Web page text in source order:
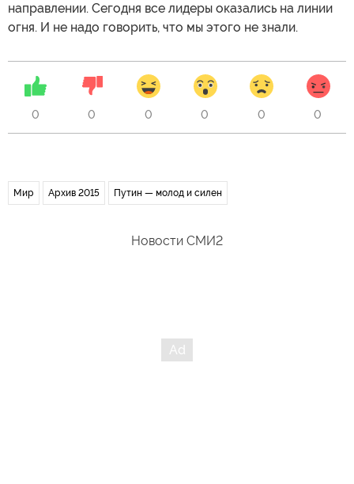
направлении. Сегодня все лидеры оказались на линии
огня. И не надо говорить, что мы этого не знали.
0 0 0 0 0 0
Мир Архив 2015 Путин — молод и силен
Новости СМИ2